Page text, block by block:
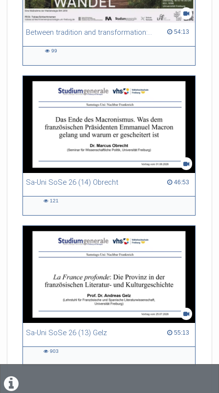
Between tradition and transformation: how owners, advisers and institutions co-create knowledge for resilient forests in Europe 54:13
54:13 duration
99
Sa-Uni SoSe 26 (14) Obrecht 46:53
46:53 duration
121
Sa-Uni SoSe 26 (13) Gelz 55:13
55:13 duration
903